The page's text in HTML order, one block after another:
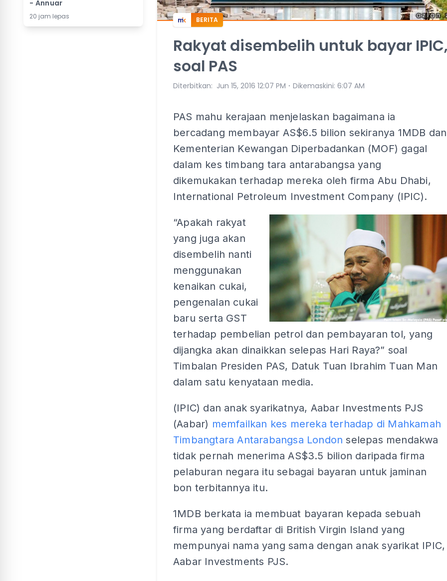
- Annuar
20 jam lepas BERITA
Rakyat disembelih untuk bayar
soal PAS
Diterbitkan: Jun 15, 2016 12:07 PM ⋅ Dikemaskini: 6:07 AM
PAS mahu kerajaan menjelaskan bagaimana ia
bercadang membayar AS$6.5 bilion sekiranya 1MDB dan
Kementerian Kewangan Diperbadankan (MOF) gagal
dalam kes timbang tara antarabangsa yang
dikemukakan terhadap mereka oleh firma Abu Dhabi,
International Petroleum Investment Company (IPIC).
“Apakah rakyat
yang juga akan
disembelih nanti
menggunakan
kenaikan cukai,
pengenalan cukai
baru serta GST
terhadap pembelian petrol dan pembayaran tol, yang
dijangka akan dinaikkan selepas Hari Raya?” soal
Timbalan Presiden PAS, Datuk Tuan Ibrahim Tuan Man
dalam satu kenyataan media.
(IPIC) dan anak syarikatnya, Aabar Investments PJS
(Aabar) memfailkan kes mereka terhadap di Mahkamah
Timbangtara Antarabangsa London selepas mendakwa
tidak pernah menerima AS$3.5 bilion daripada firma
pelaburan negara itu sebagai bayaran untuk jaminan
bon terbitannya itu.
1MDB berkata ia membuat bayaran kepada sebuah
firma yang berdaftar di British Virgin Island yang
mempunyai nama yang sama dengan anak syarikat IPIC,
Aabar Investments PJS.